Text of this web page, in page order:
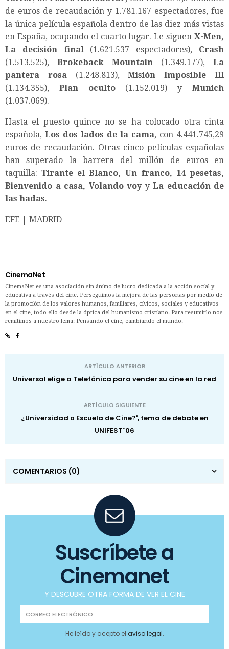
de euros de recaudación y 1.781.167 espectadores, fue
la única película española dentro de las diez más vistas
en España, ocupando el cuarto lugar. Le siguen X-Men,
La decisión final(1.621.537 espectadores), Crash
(1.513.525), Brokeback Mountain (1.349.177), La
pantera rosa(1.248.813),Misión Imposible III
(1.134.355), Plan oculto(1.152.019) yMunich
(1.037.069).
Hasta el puesto quince no se ha colocado otra cinta
española, Los dos lados de la cama, con 4.441.745,29
euros de recaudación. Otras cinco películas españolas
han superado la barrera del millón de euros en
taquilla:Tirante el Blanco, Un franco, 14 pesetas,
Bienvenido a casa, Volando voyy La educación de
las hadas.
EFE | MADRID
CinemaNet
CinemaNet es una asociación sin ánimo de lucro dedicada a la acción social y
educativa a través del cine. Perseguimos la mejora de las personas por medio de
la promoción de los valores humanos, familiares, cívicos, sociales y educativos
en el cine, todo ello desde la óptica del humanismo cristiano. Para resumirlo nos
remitimos a nuestro lema: Pensando el cine, cambiando el mundo.
ARTÍCULO ANTERIOR
Universal elige a Telefónica para vender su cine en la red
ARTÍCULO SIGUIENTE
¿Universidad o Escuela de Cine?', tema de debate en
UNIFEST´06
COMENTARIOS (0)
Suscríbete a
Cinemanet
Y DESCUBRE OTRA FORMA DE VER EL CINE
He leído y acepto el aviso legal.